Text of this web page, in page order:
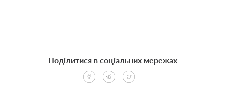
Поділитися в соціальних мережах